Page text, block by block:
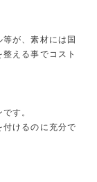
が、素材には国
える事でコスト
す。
付けるのに充分で